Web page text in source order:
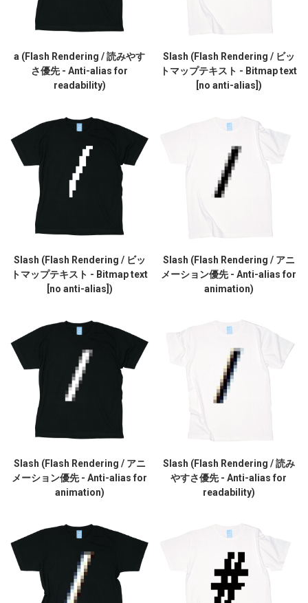
a (Flash Rendering / 読みやす
さ優先 - Anti-alias for
readability)
Slash (Flash Rendering / ビッ
トマップテキスト - Bitmap text
[no anti-alias])
Slash (Flash Rendering / ビッ
トマップテキスト - Bitmap text
[no anti-alias])
Slash (Flash Rendering / アニ
メーション優先 - Anti-alias for
animation)
Slash (Flash Rendering / アニ
メーション優先 - Anti-alias for
animation)
Slash (Flash Rendering / 読み
やすさ優先 - Anti-alias for
readability)